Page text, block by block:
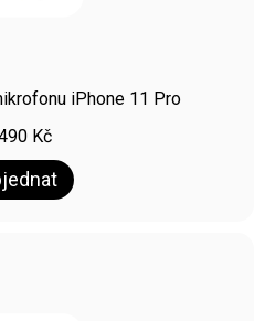
iPhone 11 Pro
Kč